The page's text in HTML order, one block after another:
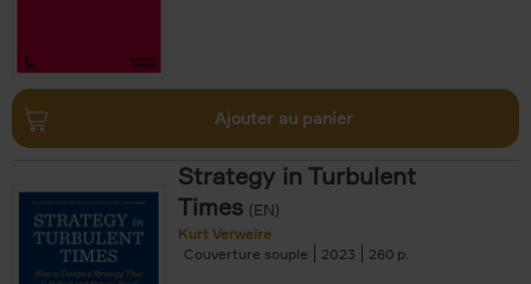
Ajouter au panier
Strategy in Turbulent
Times (EN)
Kurt Verweire
Couverture souple
2023 260